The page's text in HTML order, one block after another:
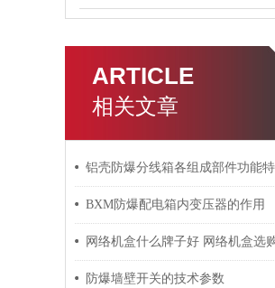
ARTICLE
相关文章
BXM防爆配电箱内变压器的作用
防爆墙壁开关的技术参数